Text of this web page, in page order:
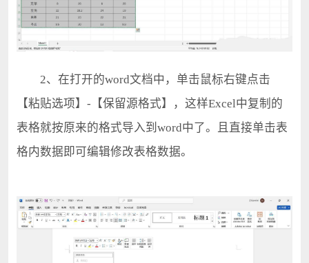
2、在打开的word文档中，单击鼠标右键点击
【粘贴选项】-【保留源格式】，这样Excel中复制的
表格就按原来的格式导入到word中了。且直接单击表
格内数据即可编辑修改表格数据。